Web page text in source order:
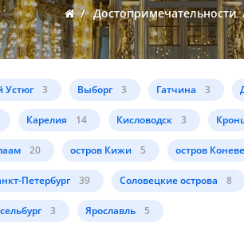
Достопримечательности
Устюг 3 Выборг 3 Гатчина 3
Карелия 14 Кисловодск 3
20 остров Кижи 5 остров
Петербург 39 Соловецкие острова 8
3 Ярославль 5